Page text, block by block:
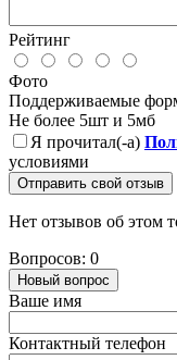
Рейтинг
Фото
Поддерживаемые
Не более 5шт и 5мб
Я прочитал(-а)
условиями
Отправить свой отзыв
Нет отзывов об этом
Вопросов: 0
Новый вопрос
Ваше имя
Контактный телефон